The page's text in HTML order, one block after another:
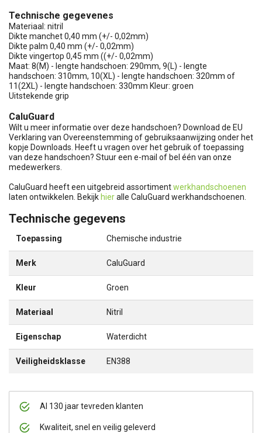
Al 130 jaar tevreden klanten
Kwaliteit, snel en veilig geleverd
Technische gegevenes
Materiaal: nitril
Dikte manchet 0,40 mm (+/- 0,02mm)
Dikte palm 0,40 mm (+/- 0,02mm)
Dikte vingertop 0,45 mm ((+/- 0,02mm)
Maat: 8(M) - lengte handschoen: 290mm, 9(L) - lengte
handschoen: 310mm, 10(XL) - lengte handschoen: 320mm of
11(2XL) - lengte handschoen: 330mm Kleur: groen
Uitstekende grip
CaluGuard
Wilt u meer informatie over deze handschoen? Download de EU
Verklaring van Overeenstemming of gebruiksaanwijzing onder het
kopje Downloads. Heeft u vragen over het gebruik of toepassing
van deze handschoen? Stuur een e-mail of bel één van onze
medewerkers.
CaluGuard heeft een uitgebreid assortimentwerkhandschoenen
laten ontwikkelen. Bekijk hieralle CaluGuard werkhandschoenen.
Technische gegevens
Toepassing Chemische industrie
Merk CaluGuard
Kleur Groen
Materiaal Nitril
Eigenschap Waterdicht
Veiligheidsklasse EN388